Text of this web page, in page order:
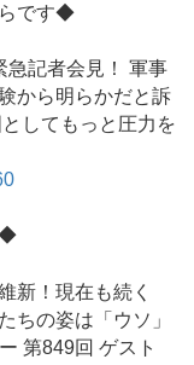
です◆
急記者会見！ 軍事
から明らかだと訴
してもっと圧力を
◆
新！現在も続く
ちの姿は「ウソ」
第849回 ゲスト